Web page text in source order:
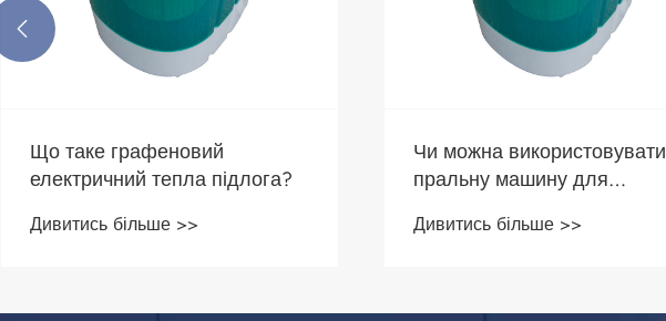
Що таке графеновий
електричний тепла підлога?
Дивитись більше >>
Чи можна використовувати
пральну машину для
Дивитись більше >>
